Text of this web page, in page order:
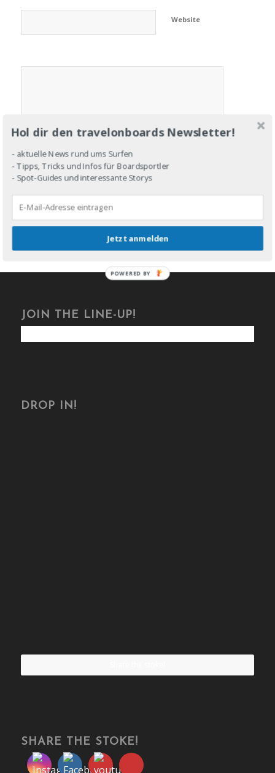
Website
JOIN THE LINE-UP!
DROP IN!
SHARE THE STOKE!
Hol dir den travelonboards Newsletter!
- aktuelle News rund ums Surfen
- Tipps, Tricks und Infos für Boardsportler
- Spot-Guides und interessante Storys
Jetzt anmelden
POWERED BY